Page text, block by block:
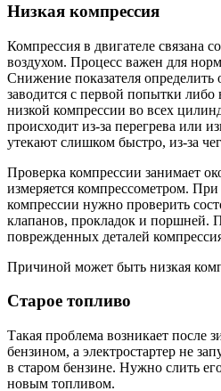
Низкая компрессия
Компрессия в двигателе связана
воздухом. Процесс важен для
Снижение показателя определить
заводится с первой попытки либо
низкой компрессии во всех
происходит из-за перегрева или
утекают слишком быстро, из-за
Проверка компрессии занимает
измеряется компрессометром.
компрессии нужно проверить
клапанов, прокладок и поршней.
поврежденных деталей
Причиной может быть низкая
Старое топливо
Такая проблема возникает после
бензином, а электростартер не
в старом бензине. Нужно слить
новым топливом.